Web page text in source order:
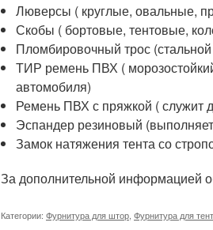
Люверсы ( круглые, овальные,
Скобы ( бортовые, тентовые,
Пломбировочный трос
ТИР ремень ПВХ (
автомобиля)
Ремень ПВХ с пряжкой ( служит
Эспандер резиновый
Замок натяжения тента со
За дополнительной информацией
Категории: Фурнитура для штор Фурнитура для